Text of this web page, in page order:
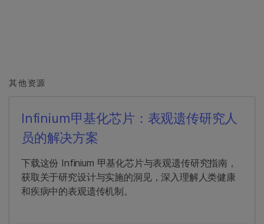
其他资源
Infinium甲基化芯片：表观遗传研究人
员的解决方案
下载这份 Infinium 甲基化芯片与表观遗传研究指南，
获取关于研究设计与实施的洞见，深入理解人类健康
和疾病中的表观遗传机制。